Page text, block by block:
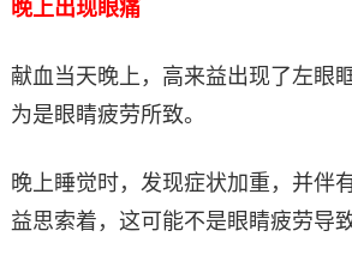
晚上出现眼痛
献血当天晚上，高来益出现了左眼
为是眼睛疲劳所致。
晚上睡觉时，发现症状加重，并伴
益思索着，这可能不是眼睛疲劳导